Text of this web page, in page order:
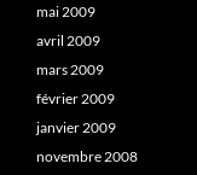
mai 2009
avril 2009
mars 2009
février 2009
janvier 2009
novembre 2008